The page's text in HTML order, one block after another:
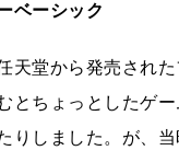
ベーシック
天堂から発売され
とちょっとしたゲ
りしました。が、